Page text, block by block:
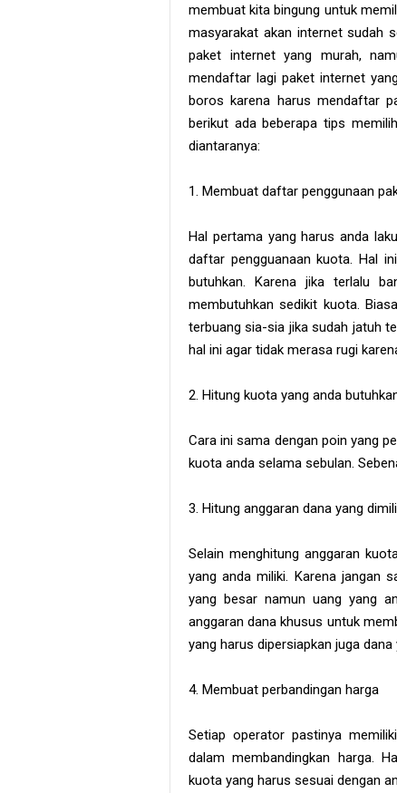
membuat kita bingung untuk
masyarakat akan internet sudah
paket internet yang murah,
mendaftar lagi paket internet
boros karena harus mendaftar
berikut ada beberapa tips
diantaranya:
1. Membuat daftar penggunaan
Hal pertama yang harus anda
daftar pengguanaan kuota. Hal
butuhkan. Karena jika terlalu
membutuhkan sedikit kuota.
terbuang sia-sia jika sudah jatuh
hal ini agar tidak merasa rugi
2. Hitung kuota yang anda
Cara ini sama dengan poin yang
kuota anda selama sebulan.
3. Hitung anggaran dana yang
Selain menghitung anggaran
yang anda miliki. Karena jangan
yang besar namun uang yang
anggaran dana khusus untuk
yang harus dipersiapkan juga
4. Membuat perbandingan harga
Setiap operator pastinya
dalam membandingkan harga.
kuota yang harus sesuai dengan